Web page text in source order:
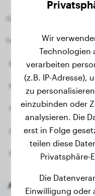
Andere zufällige Hunde
Wir
Technologien
verarbeiten
(z.B. IP-Adresse),
zu
einzubinden oder
analysieren. Die
erst in Folge
teilen diese
Privatsphäre-
Die
Einwilligung oder